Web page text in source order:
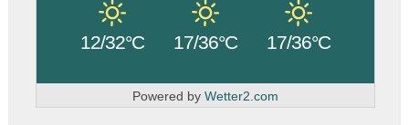
12/32°C 17/36°C 17/36°C
Powered by Wetter2.com